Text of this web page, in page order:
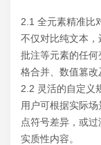
2.1 全元素精准比
不仅对比纯文本
批注等元素的任
格合并、数值篡改
2.2 灵活的自定义
用户可根据实际
点符号差异，或
实质性内容。